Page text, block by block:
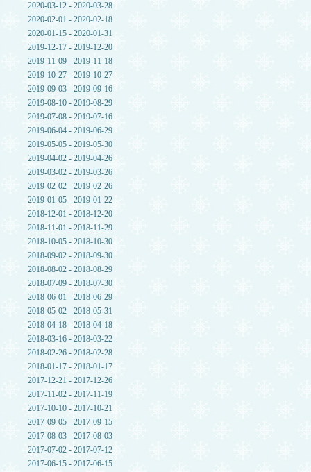
2020-03-12 - 2020-03-28
2020-02-01 - 2020-02-18
2020-01-15 - 2020-01-31
2019-12-17 - 2019-12-20
2019-11-09 - 2019-11-18
2019-10-27 - 2019-10-27
2019-09-03 - 2019-09-16
2019-08-10 - 2019-08-29
2019-07-08 - 2019-07-16
2019-06-04 - 2019-06-29
2019-05-05 - 2019-05-30
2019-04-02 - 2019-04-26
2019-03-02 - 2019-03-26
2019-02-02 - 2019-02-26
2019-01-05 - 2019-01-22
2018-12-01 - 2018-12-20
2018-11-01 - 2018-11-29
2018-10-05 - 2018-10-30
2018-09-02 - 2018-09-30
2018-08-02 - 2018-08-29
2018-07-09 - 2018-07-30
2018-06-01 - 2018-06-29
2018-05-02 - 2018-05-31
2018-04-18 - 2018-04-18
2018-03-16 - 2018-03-22
2018-02-26 - 2018-02-28
2018-01-17 - 2018-01-17
2017-12-21 - 2017-12-26
2017-11-02 - 2017-11-19
2017-10-10 - 2017-10-21
2017-09-05 - 2017-09-15
2017-08-03 - 2017-08-03
2017-07-02 - 2017-07-12
2017-06-15 - 2017-06-15